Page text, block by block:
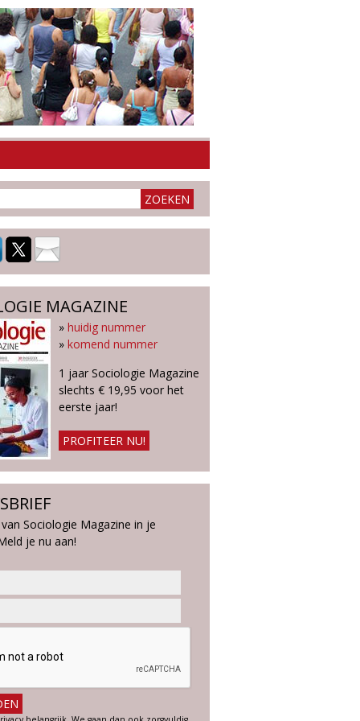
MAGAZINE
» huidig nummer
» komend nummer
1 jaar Sociologie Magazine
slechts € 19,95 voor het
eerste jaar!
PROFITEER NU!
Sociologie Magazine in je
je nu aan!